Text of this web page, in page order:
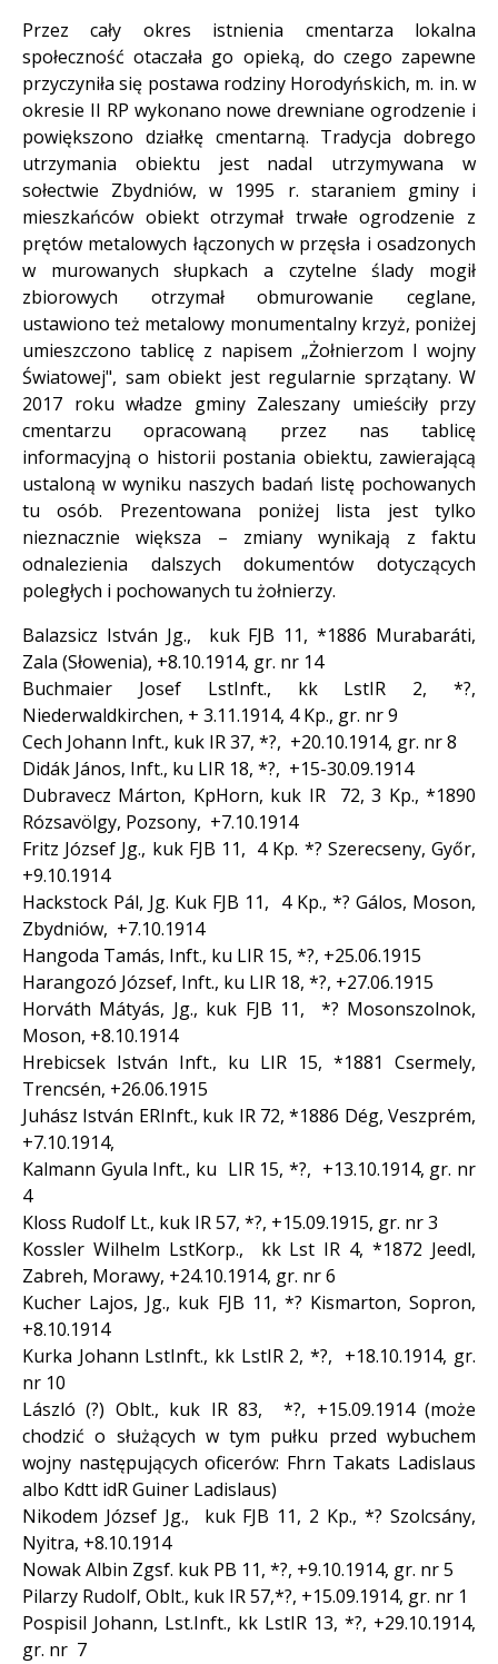
Przez cały okres istnienia cmentarza lokalna
społeczność otaczała go opieką, do czego zapewne
przyczyniła się postawa rodziny Horodyńskich, m. in. w
okresie II RP wykonano nowe drewniane ogrodzenie i
powiększono działkę cmentarną. Tradycja dobrego
utrzymania obiektu jest nadal utrzymywana w
sołectwie Zbydniów, w 1995 r. staraniem gminy i
mieszkańców obiekt otrzymał trwałe ogrodzenie z
prętów metalowych łączonych w przęsła i osadzonych
w murowanych słupkach a czytelne ślady mogił
zbiorowych otrzymał obmurowanie ceglane,
ustawiono też metalowy monumentalny krzyż, poniżej
umieszczono tablicę z napisem „Żołnierzom I wojny
Światowej", sam obiekt jest regularnie sprzątany. W
2017 roku władze gminy Zaleszany umieściły przy
cmentarzu opracowaną przez nas tablicę
informacyjną o historii postania obiektu, zawierającą
ustaloną w wyniku naszych badań listę pochowanych
tu osób. Prezentowana poniżej lista jest tylko
nieznacznie większa – zmiany wynikają z faktu
odnalezienia dalszych dokumentów dotyczących
poległych i pochowanych tu żołnierzy.
Balazsicz István Jg., kuk FJB 11, *1886 Murabaráti,
Zala (Słowenia), +8.10.1914, gr. nr 14
Buchmaier Josef LstInft., kk LstIR 2, *?,
Niederwaldkirchen, + 3.11.1914, 4 Kp., gr. nr 9
Cech Johann Inft., kuk IR 37, *?, +20.10.1914, gr. nr 8
Didák János, Inft., ku LIR 18, *?, +15-30.09.1914
Dubravecz Márton, KpHorn, kuk IR 72, 3 Kp., *1890
Rózsavölgy, Pozsony, +7.10.1914
Fritz József Jg., kuk FJB 11, 4 Kp. *? Szerecseny, Győr,
+9.10.1914
Hackstock Pál, Jg. Kuk FJB 11, 4 Kp., *? Gálos, Moson,
Zbydniów, +7.10.1914
Hangoda Tamás, Inft., ku LIR 15, *?, +25.06.1915
Harangozó József, Inft., ku LIR 18, *?, +27.06.1915
Horváth Mátyás, Jg., kuk FJB 11, *? Mosonszolnok,
Moson, +8.10.1914
Hrebicsek István Inft., ku LIR 15, *1881 Csermely,
Trencsén, +26.06.1915
Juhász István ERInft., kuk IR 72, *1886 Dég, Veszprém,
+7.10.1914,
Kalmann Gyula Inft., ku LIR 15, *?, +13.10.1914, gr. nr
4
Kloss Rudolf Lt., kuk IR 57, *?, +15.09.1915, gr. nr 3
Kossler Wilhelm LstKorp., kk Lst IR 4, *1872 Jeedl,
Zabreh, Morawy, +24.10.1914, gr. nr 6
Kucher Lajos, Jg., kuk FJB 11, *? Kismarton, Sopron,
+8.10.1914
Kurka Johann LstInft., kk LstIR 2, *?, +18.10.1914, gr.
nr 10
László (?) Oblt., kuk IR 83, *?, +15.09.1914 (może
chodzić o służących w tym pułku przed wybuchem
wojny następujących oficerów: Fhrn Takats Ladislaus
albo Kdtt idR Guiner Ladislaus)
Nikodem József Jg., kuk FJB 11, 2 Kp., *? Szolcsány,
Nyitra, +8.10.1914
Nowak Albin Zgsf. kuk PB 11, *?, +9.10.1914, gr. nr 5
Pilarzy Rudolf, Oblt., kuk IR 57,*?, +15.09.1914, gr. nr 1
Pospisil Johann, Lst.Inft., kk LstIR 13, *?, +29.10.1914,
gr. nr 7